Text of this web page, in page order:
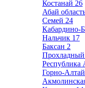
Костанай 26
Абай
Семей 24
Кабардино-
Нальчик 17
Баксан 2
Прохладный
Республика
Горно-